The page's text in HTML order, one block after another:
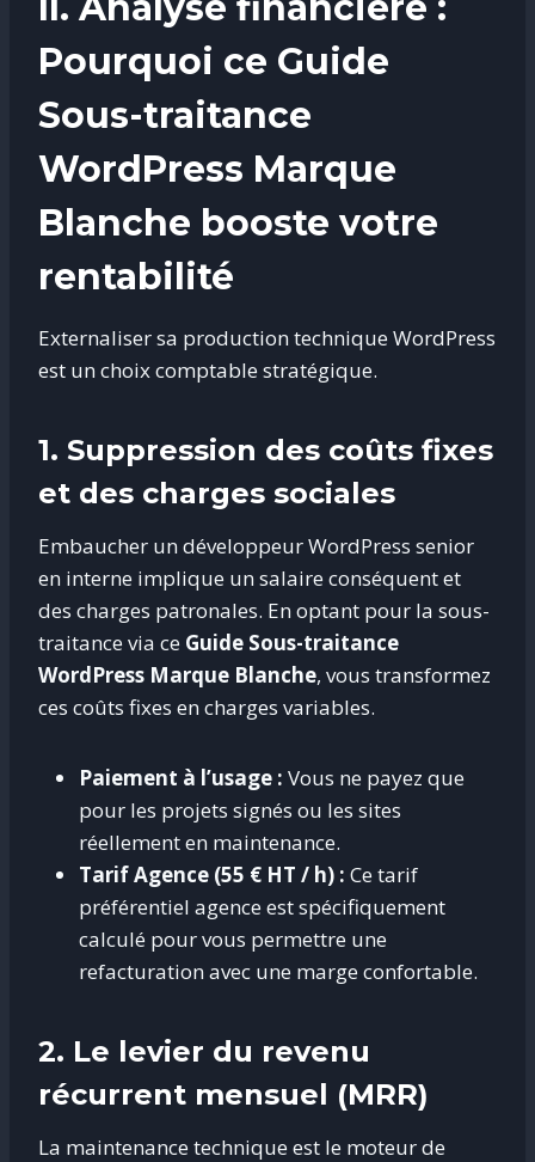
Pourquoi ce Guide
Sous-traitance
WordPress Marque
Blanche booste votre
rentabilité
Externaliser sa production technique WordPress
est un choix comptable stratégique.
1. Suppression des coûts fixes
et des charges sociales
Embaucher un développeur WordPress senior
en interne implique un salaire conséquent et
des charges patronales. En optant pour la sous-
traitance via ce Guide Sous-traitance
WordPress Marque Blanche, vous transformez
ces coûts fixes en charges variables.
Paiement à l’usage : Vous ne payez que
pour les projets signés ou les sites
réellement en maintenance.
Tarif Agence (55 € HT / h) : Ce tarif
préférentiel agence est spécifiquement
calculé pour vous permettre une
refacturation avec une marge confortable.
2. Le levier du revenu
récurrent mensuel (MRR)
La maintenance technique est le moteur de